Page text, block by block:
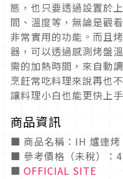
態，也只要透過設置於
間、溫度等，無論是觀
非常實用的功能。而且
器，可以透過感測烤盤
需的加熱時間，來自動
烹飪常吃料理來說再也
讓料理小白也能更快上手
商品資訊
■ 商品名稱：IH 爐連
■ 參考價格（未稅）：
■ OFFICIAL SITE